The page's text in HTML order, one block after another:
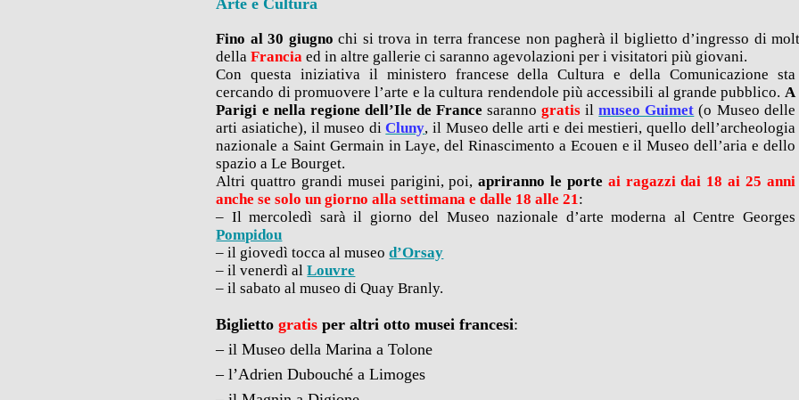
Arte e Cultura
Fino al 30 giugno chi si trova in terra francese non pagherà il biglietto d’ingresso di
dellaFrancia ed in altre gallerie ci saranno agevolazioni per i visitatori più giovani.
Con questa iniziativa il ministero francese della Cultura e della Comunicazione sta
cercando di promuovere l’arte e la cultura rendendole più accessibili al grande pubblico. A
Parigi e nella regione dell’Ile de France sarannogratisilmuseo Guimet (o Museo delle
arti asiatiche), il museo diCluny, il Museo delle arti e dei mestieri, quello dell’archeologia
nazionale a Saint Germain in Laye, del Rinascimento a Ecouen e il Museo dell’aria e dello
spazio a Le Bourget.
Altri quattro grandi musei parigini, poi,apriranno le porte ai ragazzi dai 18 ai 25 anni
anche se solo un giorno alla settimana e dalle 18 alle 21:
– Il mercoledì sarà il giorno del Museo nazionale d’arte moderna al Centre Georges
Pompidou
– il giovedì tocca al museod’Orsay
– il venerdì alLouvre
– il sabato al museo di Quay Branly.
Bigliettogratisper altri otto musei francesi:
– il Museo della Marina a Tolone
– l’Adrien Dubouché a Limoges